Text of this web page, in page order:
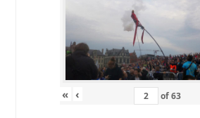
« ‹ of63